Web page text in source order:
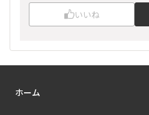
いいね
ホーム